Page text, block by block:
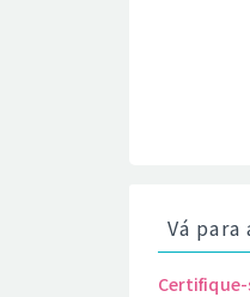
Vá
Certifique-